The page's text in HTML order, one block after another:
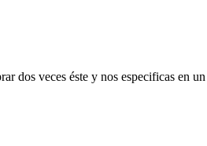
dos veces éste y nos especificas en